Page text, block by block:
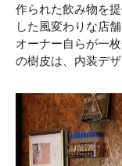
作られた飲み物を
した風変わりな店舗
オーナー自らが一
の樹皮は、内装デ